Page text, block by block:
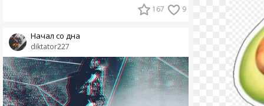
167 9
diktator227
Начал со дна